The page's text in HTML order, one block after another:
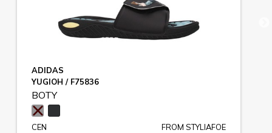
ADIDAS
YUGIOH / F75836
BOTY
CEN FROM STYLIAFOE